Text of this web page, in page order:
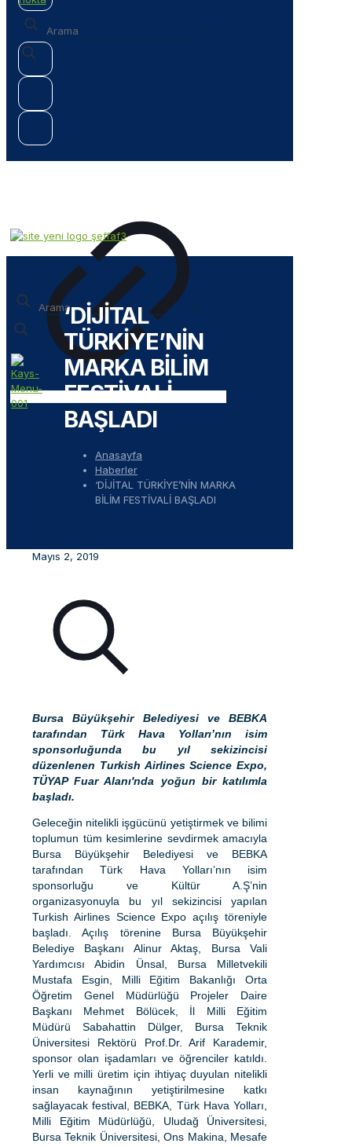
‘DİJİTAL
TÜRKİYE’NİN
MARKA BİLİM
FESTİVALİ
BAŞLADI
Anasayfa
Haberler
‘DİJİTAL TÜRKİYE’NİN MARKA
BİLİM FESTİVALİ BAŞLADI
Mayıs 2, 2019
Bursa Büyükşehir Belediyesi ve BEBKA
tarafından Türk Hava Yolları’nın isim
sponsorluğunda bu yıl sekizincisi
düzenlenen Turkish Airlines Science Expo,
TÜYAP Fuar Alanı'nda yoğun bir katılımla
başladı.
Geleceğin nitelikli işgücünü yetiştirmek ve bilimi
toplumun tüm kesimlerine sevdirmek amacıyla
Bursa Büyükşehir Belediyesi ve BEBKA
tarafından Türk Hava Yolları’nın isim
sponsorluğu ve Kültür A.Ş’nin
organizasyonuyla bu yıl sekizincisi yapılan
Turkish Airlines Science Expo açılış töreniyle
başladı. Açılış törenine Bursa Büyükşehir
Belediye Başkanı Alinur Aktaş, Bursa Vali
Yardımcısı Abidin Ünsal, Bursa Milletvekili
Mustafa Esgin, Milli Eğitim Bakanlığı Orta
Öğretim Genel Müdürlüğü Projeler Daire
Başkanı Mehmet Bölücek, İl Milli Eğitim
Müdürü Sabahattin Dülger, Bursa Teknik
Üniversitesi Rektörü Prof.Dr. Arif Karademir,
sponsor olan işadamları ve öğrenciler katıldı.
Yerli ve milli üretim için ihtiyaç duyulan nitelikli
insan kaynağının yetiştirilmesine katkı
sağlayacak festival, BEBKA, Türk Hava Yolları,
Milli Eğitim Müdürlüğü, Uludağ Üniversitesi,
Bursa Teknik Üniversitesi, Ons Makina, Mesafe